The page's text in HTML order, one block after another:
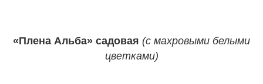
«Плена Альба» садовая (с махровыми белыми
цветками)